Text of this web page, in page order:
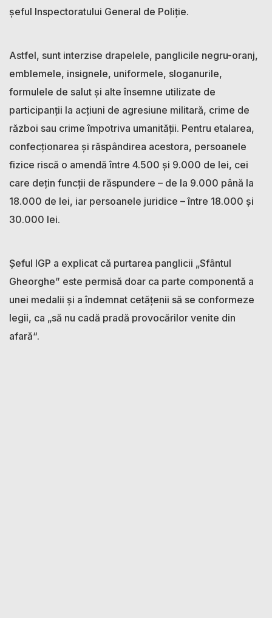
șeful Inspectoratului General de Poliție.
Astfel, sunt interzise drapelele, panglicile negru-oranj,
emblemele, insignele, uniformele, sloganurile,
formulele de salut și alte însemne utilizate de
participanții la acțiuni de agresiune militară, crime de
război sau crime împotriva umanității. Pentru etalarea,
confecționarea și răspândirea acestora, persoanele
fizice riscă o amendă între 4.500 și 9.000 de lei, cei
care dețin funcții de răspundere – de la 9.000 până la
18.000 de lei, iar persoanele juridice – între 18.000 și
30.000 lei.
Șeful IGP a explicat că purtarea panglicii „Sfântul
Gheorghe” este permisă doar ca parte componentă a
unei medalii și a îndemnat cetățenii să se conformeze
legii, ca „să nu cadă pradă provocărilor venite din
afară“.